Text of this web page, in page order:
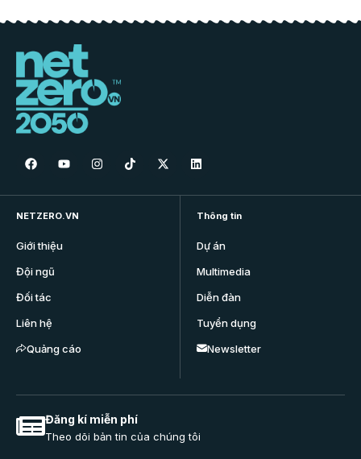
NETZERO.VN
Giới thiệu
Đội ngũ
Đối tác
Liên hệ
Quảng cáo
Thông tin
Dự án
Multimedia
Diễn đàn
Tuyển dụng
Newsletter
Đăng kí miễn phí
Theo dõi bản tin của chúng tôi